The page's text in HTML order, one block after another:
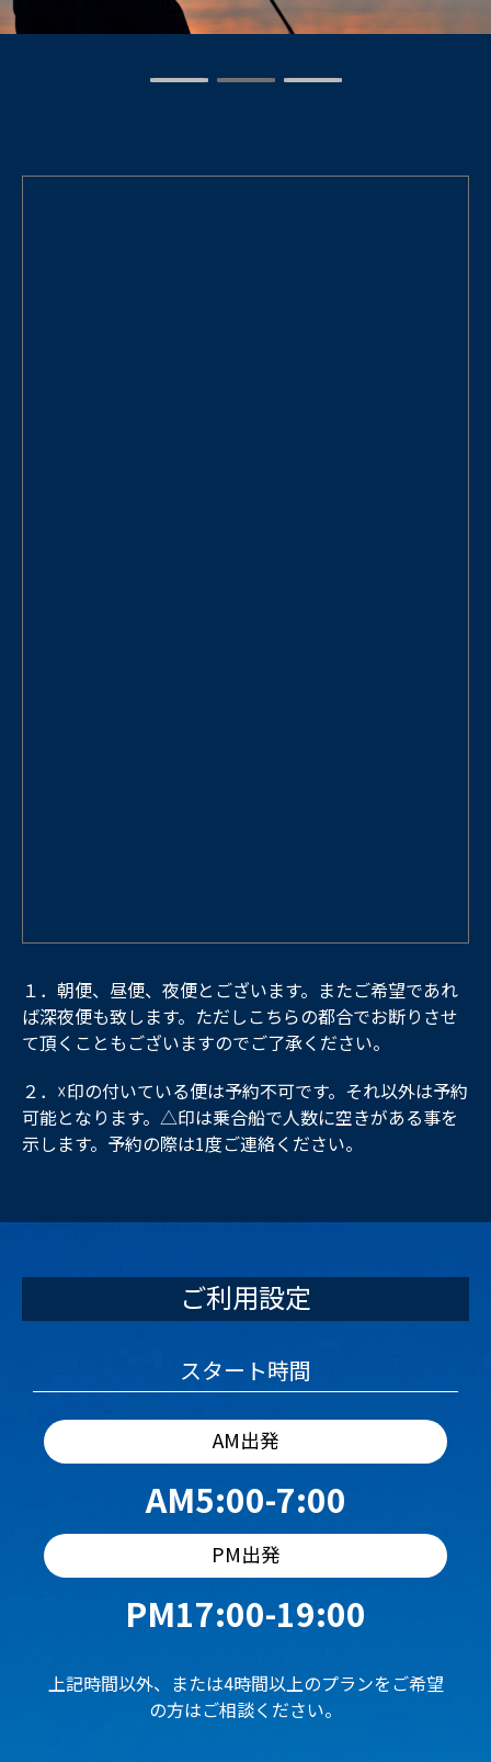
１．朝便、昼便、夜便とございます。またご希望であれ
ば深夜便も致します。ただしこちらの都合でお断りさせ
て頂くこともございますのでご了承ください。
２．☓印の付いている便は予約不可です。それ以外は予約
可能となります。△印は乗合船で人数に空きがある事を
示します。予約の際は1度ご連絡ください。
ご利用設定
スタート時間
AM出発
AM5:00-7:00
PM出発
PM17:00-19:00
上記時間以外、または4時間以上のプランをご希望
の方はご相談ください。